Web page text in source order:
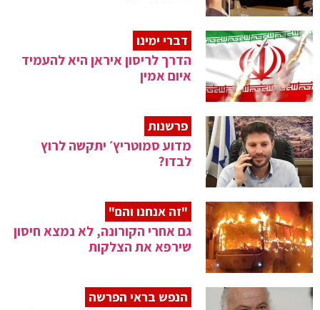
דברי ימינו
הדרך לריסון איראן היא להעמיד
איום אמין
פרשנות
מדוע סמוטריץ׳ יתקשה לרוץ
לבדו?
"זה אנחנו והם"
גם אחרי הקורונה, לא נמצא חיסון
שירפא את הצלקות
הנפש בראי הפרשה